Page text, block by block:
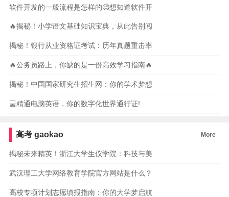
软件开发的一般流程是怎样的🧐想知道软件开
🔥揭秘！小学语文基础知识宝典，从此告别阅
揭秘！银行从业资格证考试：历年真题重击率
🔥公务员路上，你缺的是一份高效学习指南🔥
揭秘！中国国家研究生招生网：你的学术梦想
💻精通电脑英语，你的数字化世界通行证!
高考 gaokao More
揭秘未来精英！浙江大学生仪学院：科技与美
武汉理工大学网络教育学院官方网站是什么？
高校专项计划志愿填报指南：你的大学梦启航